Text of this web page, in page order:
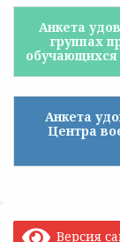
Анкета
группах
обучающихся
Анкета
Центра
Версия